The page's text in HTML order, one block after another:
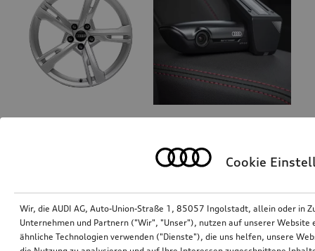
Frontkamera
*390,00
Cookie
Wir, die AUDI AG, Auto-Union-Straße 1, 85057 Ingolstadt, allein oder in
Unternehmen und Partnern ("Wir", "Unser"), nutzen auf unserer Website
ähnliche Technologien verwenden ("Dienste"), die uns helfen, unsere